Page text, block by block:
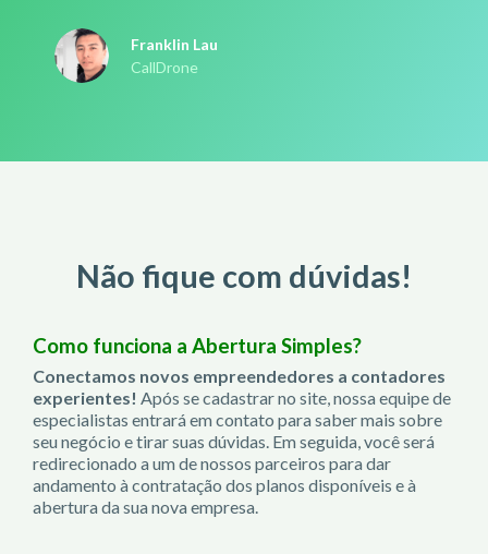
Franklin Lau
CallDrone
Não fique com dúvidas!
Como funciona a Abertura Simples?
Conectamos novos empreendedores a contadores
experientes! Após se cadastrar no site, nossa equipe de
especialistas entrará em contato para saber mais sobre
seu negócio e tirar suas dúvidas. Em seguida, você será
redirecionado a um de nossos parceiros para dar
andamento à contratação dos planos disponíveis e à
abertura da sua nova empresa.